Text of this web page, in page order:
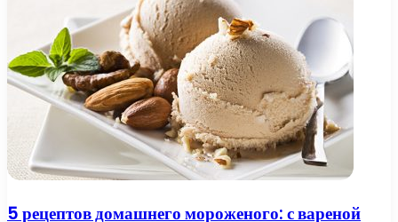
5 рецептов домашнего мороженого: с вареной